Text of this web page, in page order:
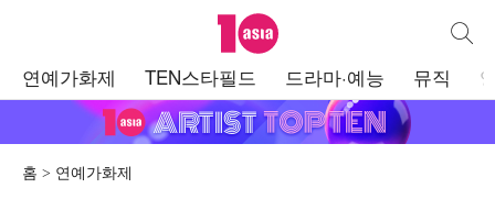
텐아시아 통합
연예가화제 TEN스타필드 드라마·예능 뮤직
홈 연예가화제